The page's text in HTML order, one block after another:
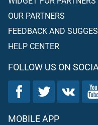
OUR PARTNERS
FEEDBACK AND
HELP CENTER
FOLLOW US ON
MOBILE APP